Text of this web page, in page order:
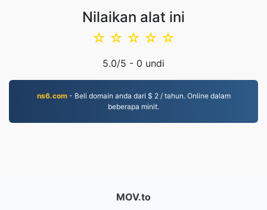
Nilaikan alat ini
☆
☆
☆
☆
☆
5.0/5 - 0 undi
ns6.com- Beli domain anda dari $ 2 / tahun. Online dalam
beberapa minit.
MOV.to